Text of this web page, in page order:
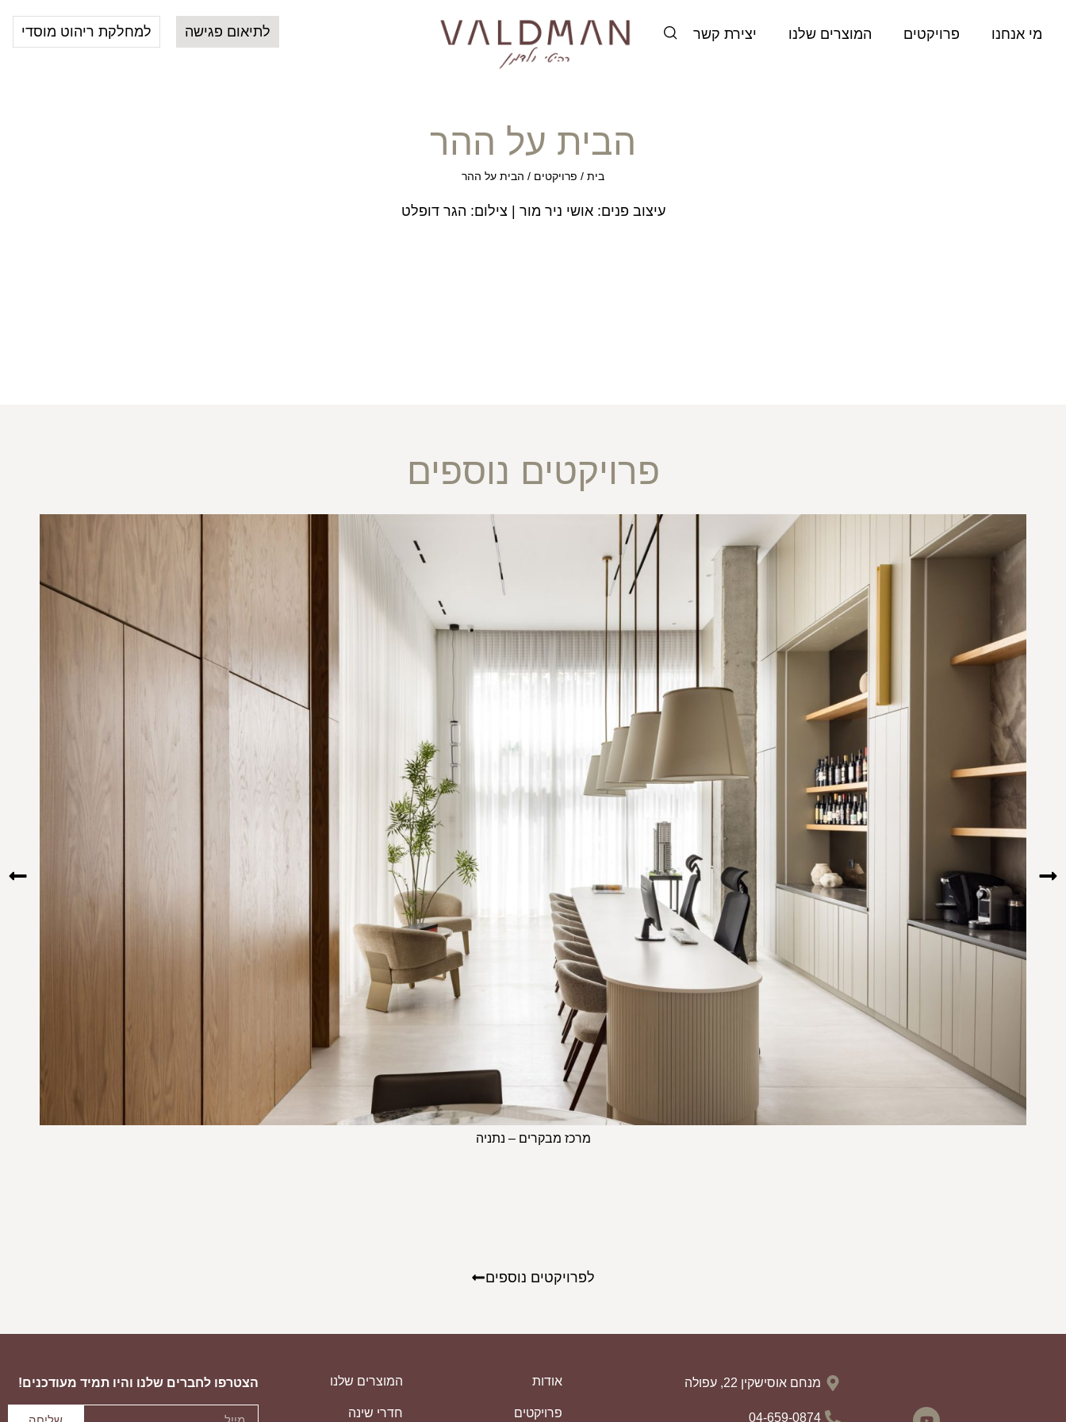
מי אנחנו פרויקטים המוצרים שלנו יצירת קשר לתיאום פגישה למחלקת ריהוט מוסדי
הבית על ההר
בית / פרויקטים / הבית על ההר
עיצוב פנים:אושי ניר מור | צילום: הגר דופלט
פרויקטים נוספים
מרכז מבקרים – נתניה
לפרויקטים נוספים
מנחם אוסישקין 22, עפולה
04-659-0874
אודות
פרויקטים
המוצרים שלנו
חדרי שינה
הצטרפו לחברים שלנו והיו תמיד מעודכנים!